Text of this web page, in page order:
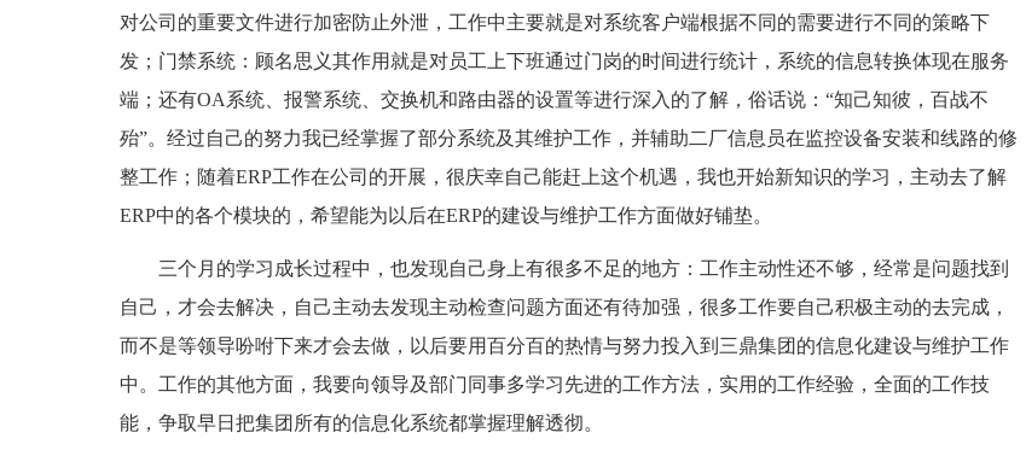
对公司的重要文件进行加密防止外泄，工作中主要就是对系统客户端根据不同的需要进行不同的策略下
发；门禁系统：顾名思义其作用就是对员工上下班通过门岗的时间进行统计，系统的信息转换体现在服务
端；还有OA系统、报警系统、交换机和路由器的设置等进行深入的了解，俗话说：“知己知彼，百战不
殆”。经过自己的努力我已经掌握了部分系统及其维护工作，并辅助二厂信息员在监控设备安装和线路的修
整工作；随着ERP工作在公司的开展，很庆幸自己能赶上这个机遇，我也开始新知识的学习，主动去了解
ERP中的各个模块的，希望能为以后在ERP的建设与维护工作方面做好铺垫。
三个月的学习成长过程中，也发现自己身上有很多不足的地方：工作主动性还不够，经常是问题找到
自己，才会去解决，自己主动去发现主动检查问题方面还有待加强，很多工作要自己积极主动的去完成，
而不是等领导吩咐下来才会去做，以后要用百分百的热情与努力投入到三鼎集团的信息化建设与维护工作
中。工作的其他方面，我要向领导及部门同事多学习先进的工作方法，实用的工作经验，全面的工作技
能，争取早日把集团所有的信息化系统都掌握理解透彻。